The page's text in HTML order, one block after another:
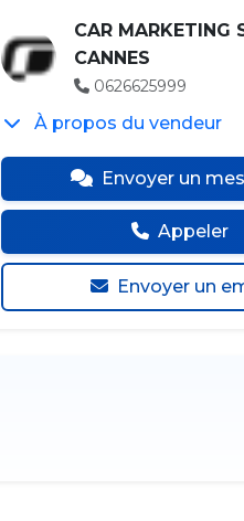
CAR MARKETING
CANNES
0626625999
À propos du vendeur
Envoyer un
Appeler
Envoyer un